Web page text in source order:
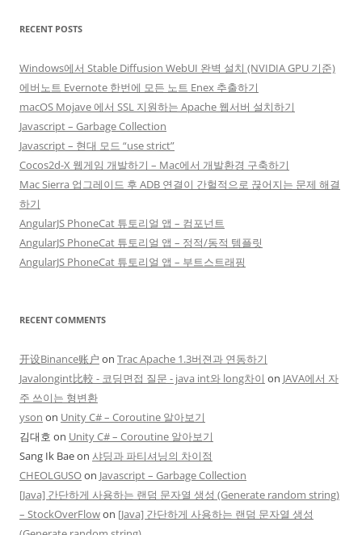
RECENT POSTS
Windows에서 Stable Diffusion WebUI 완벽 설치 (NVIDIA GPU 기준)
에버노트 Evernote 한번에 모든 노트 Enex 추출하기
macOS Mojave 에서 SSL 지원하는 Apache 웹서버 설치하기
Javascript – Garbage Collection
Javascript – 현대 모드 “use strict”
Cocos2d-X 웹게임 개발하기 – Mac에서 개발환경 구축하기
Mac Sierra 업그레이드 후 ADB 연결이 간헐적으로 끊어지는 문제 해결
하기
AngularJS PhoneCat 튜토리얼 앱 – 컴포넌트
AngularJS PhoneCat 튜토리얼 앱 – 정적/동적 템플릿
AngularJS PhoneCat 튜토리얼 앱 – 부트스트래핑
RECENT COMMENTS
开设Binance账户 on Trac Apache 1.3버젼과 연동하기
Javalongint比較 - 코딩면접 질문 - java int와 long차이 on JAVA에서 자
주 쓰이는 형변환
yson on Unity C# – Coroutine 알아보기
김대호 on Unity C# – Coroutine 알아보기
Sang Ik Baeon 샤딩과 파티셔닝의 차이점
CHEOLGUSOon Javascript – Garbage Collection
[Java] 간단하게 사용하는 랜덤 문자열 생성 (Generate random string)
– StockOverFlowon [Java] 간단하게 사용하는 랜덤 문자열 생성